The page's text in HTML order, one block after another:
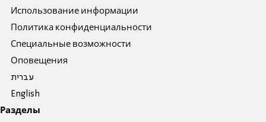
Использование информации
Политика конфиденциальности
Специальные возможности
Оповещения
עברית
English
Разделы